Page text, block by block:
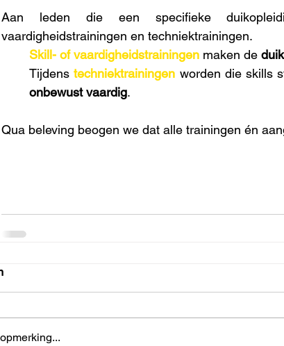
Aan leden die een specifieke
vaardigheidstrainingen en techniektrainingen.
Skill- of vaardigheidstrainingen maken de
Tijdens techniektrainingen worden die skills
onbewust vaardig.
Qua beleving beogen we dat alle trainingen én